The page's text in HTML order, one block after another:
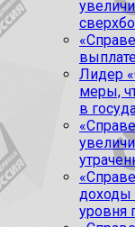
Лидер
меры,
в
доходы
уровня